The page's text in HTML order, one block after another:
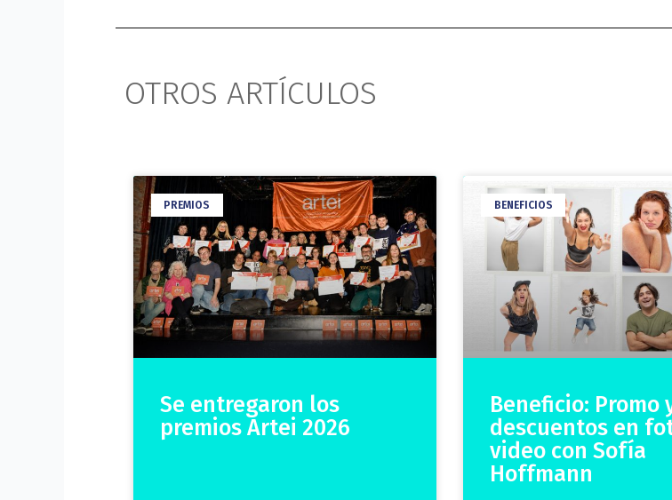
OTROS ARTÍCULOS
PREMIOS
Se entregaron los
premios Artei 2026
BENEFICIOS
Beneficio: Promo
descuentos en
video con Sofía
Hoffmann